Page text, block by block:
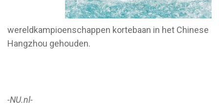
wereldkampioenschappen kortebaan in het Chinese
Hangzhou gehouden.
-NU.nl-